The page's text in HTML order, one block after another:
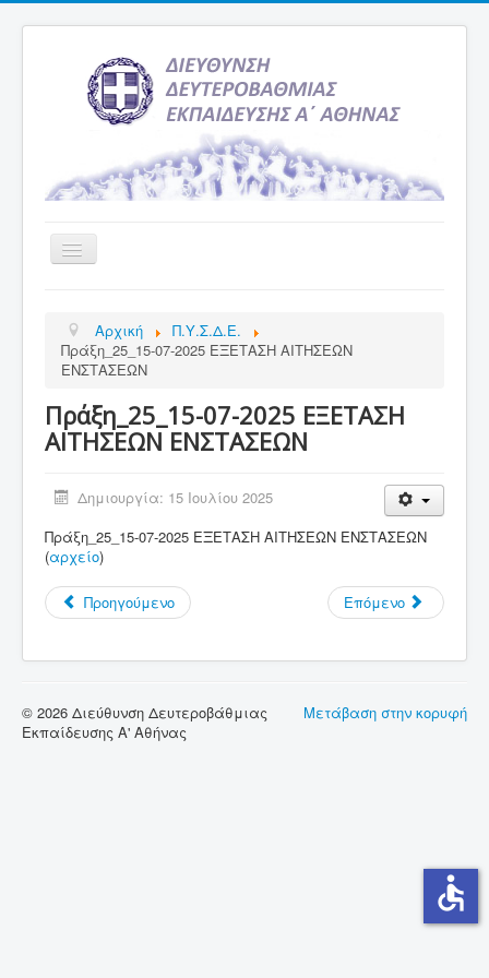
Εναλλαγή
πλοήγησης
Υπηρεσία Ενημέρωσης
Τελευταία νέα
Σχολεία
Εκδρομές
Δραστηριότητες Σχολείων
Επικοινωνία
Αρχική
Π.Υ.Σ.Δ.Ε.
Πράξη_25_15-07-2025 ΕΞΕΤΑΣΗ ΑΙΤΗΣΕΩΝ
ΕΝΣΤΑΣΕΩΝ
Πράξη_25_15-07-2025 ΕΞΕΤΑΣΗ
ΑΙΤΗΣΕΩΝ ΕΝΣΤΑΣΕΩΝ
Δημιουργία: 15 Ιουλίου 2025
Πράξη_25_15-07-2025 ΕΞΕΤΑΣΗ ΑΙΤΗΣΕΩΝ ΕΝΣΤΑΣΕΩΝ
(αρχείο)
Προηγούμενο Επόμενο
Μετάβαση στην κορυφή
© 2026 Διεύθυνση Δευτεροβάθμιας
Εκπαίδευσης Α' Αθήνας
accessible